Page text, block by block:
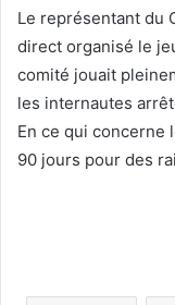
Le représentant du
direct organisé le
comité jouait
les internautes
En ce qui concerne
90 jours pour des